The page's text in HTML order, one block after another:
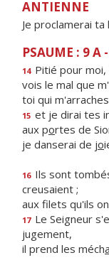
ANTIENNE
Je proclamerai
PSAUME : 9 A
14 Pitié pour moi,
vois le mal que
toi qui
15 et je dirai tes
aux portes de
je danserai de jo
16 Ils sont
creusaient ;
aux filets qu'ils
17 Le Seigneur
jugement,
il prend les mécha